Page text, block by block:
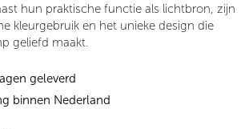
hun praktische functie als lichtbron, zijn
kleurgebruik en het unieke design die
geliefd maakt.
geleverd
binnen Nederland